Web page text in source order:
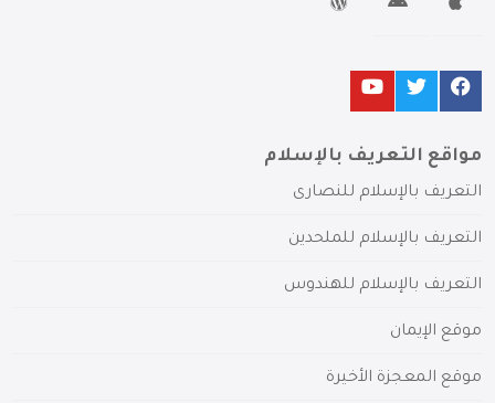
مواقع التعريف بالإسلام
التعريف بالإسلام للنصارى
التعريف بالإسلام للملحدين
التعريف بالإسلام للهندوس
موقع الإيمان
موقع المعجزة الأخيرة